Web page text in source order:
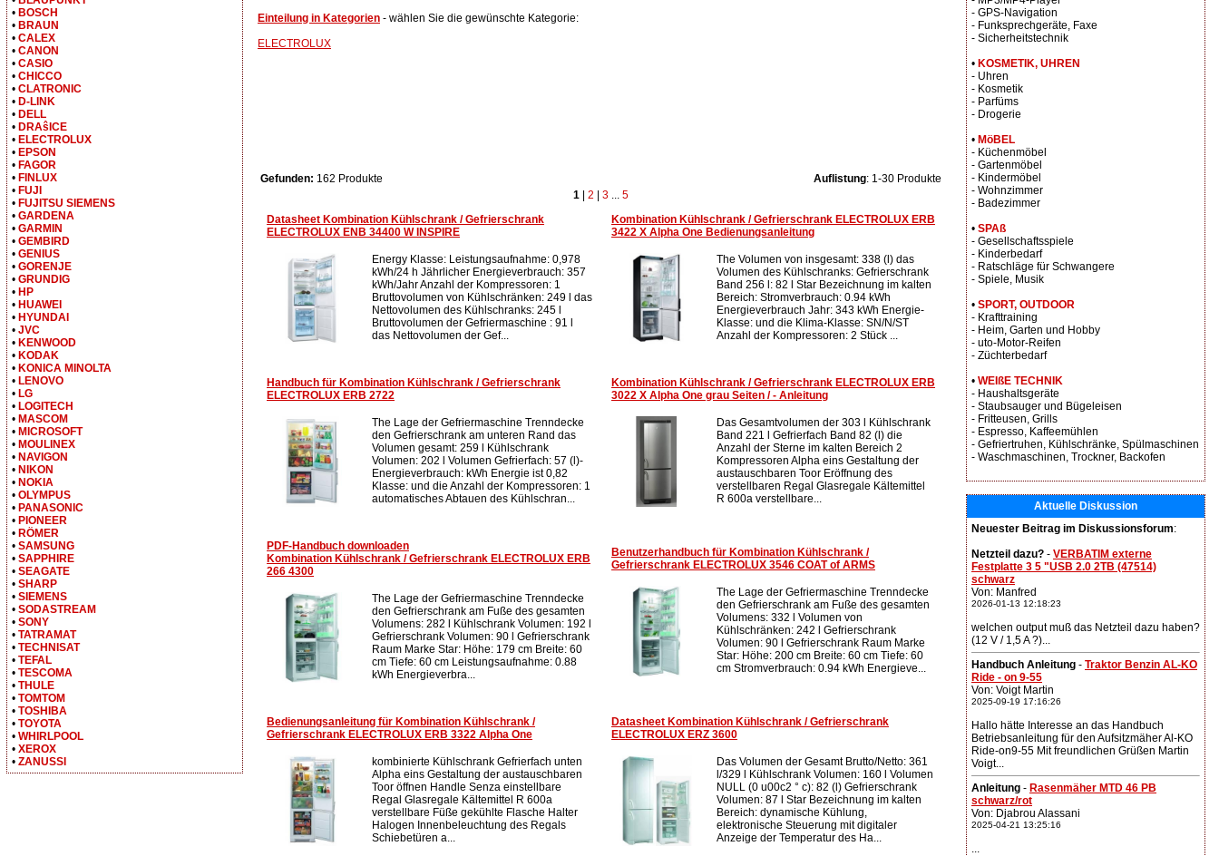
Einteilung in Kategorien - wählen Sie die gewünschte Kategorie:
ELECTROLUX
Gefunden: 162 Produkte Auflistung: 1-30 Produkte
1
2 3 ... 5
Datasheet Kombination Kühlschrank / Gefrierschrank
ELECTROLUX ENB 34400 W INSPIRE
Energy Klasse: Leistungsaufnahme: 0,978
kWh/24 h Jährlicher Energieverbrauch: 357
kWh/Jahr Anzahl der Kompressoren: 1
Bruttovolumen von Kühlschränken: 249 l das
Nettovolumen des Kühlschranks: 245 l
Bruttovolumen der Gefriermaschine : 91 l
das Nettovolumen der Gef...
Kombination Kühlschrank / Gefrierschrank ELECTROLUX ERB
3422 X Alpha One Bedienungsanleitung
The Volumen von insgesamt: 338 (l) das
Volumen des Kühlschranks: Gefrierschrank
Band 256 l: 82 l Star Bezeichnung im kalten
Bereich: Stromverbrauch: 0.94 kWh
Energieverbrauch Jahr: 343 kWh Energie-
Klasse: und die Klima-Klasse: SN/N/ST
Anzahl der Kompressoren: 2 Stück ...
Handbuch für Kombination Kühlschrank / Gefrierschrank
ELECTROLUX ERB 2722
The Lage der Gefriermaschine Trenndecke
den Gefrierschrank am unteren Rand das
Volumen gesamt: 259 l Kühlschrank
Volumen: 202 l Volumen Gefrierfach: 57 (l)-
Energieverbrauch: kWh Energie ist 0,82
Klasse: und die Anzahl der Kompressoren: 1
automatisches Abtauen des Kühlschran...
Kombination Kühlschrank / Gefrierschrank ELECTROLUX ERB
3022 X Alpha One grau Seiten / - Anleitung
Das Gesamtvolumen der 303 l Kühlschrank
Band 221 l Gefrierfach Band 82 (l) die
Anzahl der Sterne im kalten Bereich 2
Kompressoren Alpha eins Gestaltung der
austauschbaren Toor Eröffnung des
verstellbaren Regal Glasregale Kältemittel
R 600a verstellbare...
PDF-Handbuch downloaden
Kombination Kühlschrank / Gefrierschrank ELECTROLUX ERB
266 4300
The Lage der Gefriermaschine Trenndecke
den Gefrierschrank am Fuße des gesamten
Volumens: 282 l Kühlschrank Volumen: 192 l
Gefrierschrank Volumen: 90 l Gefrierschrank
Raum Marke Star: Höhe: 179 cm Breite: 60
cm Tiefe: 60 cm Leistungsaufnahme: 0.88
kWh Energieverbra...
Benutzerhandbuch für Kombination Kühlschrank /
Gefrierschrank ELECTROLUX 3546 COAT of ARMS
The Lage der Gefriermaschine Trenndecke
den Gefrierschrank am Fuße des gesamten
Volumens: 332 l Volumen von
Kühlschränken: 242 l Gefrierschrank
Volumen: 90 l Gefrierschrank Raum Marke
Star: Höhe: 200 cm Breite: 60 cm Tiefe: 60
cm Stromverbrauch: 0.94 kWh Energieve...
Bedienungsanleitung für Kombination Kühlschrank /
Gefrierschrank ELECTROLUX ERB 3322 Alpha One
kombinierte Kühlschrank Gefrierfach unten
Alpha eins Gestaltung der austauschbaren
Toor öffnen Handle Senza einstellbare
Regal Glasregale Kältemittel R 600a
verstellbare Füße gekühlte Flasche Halter
Halogen Innenbeleuchtung des Regals
Schiebetüren a...
Datasheet Kombination Kühlschrank / Gefrierschrank
ELECTROLUX ERZ 3600
Das Volumen der Gesamt Brutto/Netto: 361
l/329 l Kühlschrank Volumen: 160 l Volumen
NULL (0 u00c2 ° c): 82 (l) Gefrierschrank
Volumen: 87 l Star Bezeichnung im kalten
Bereich: dynamische Kühlung,
elektronische Steuerung mit digitaler
Anzeige der Temperatur des Ha...
• BOSCH
• BRAUN
• CALEX
• CANON
• CASIO
• CHICCO
• CLATRONIC
• D-LINK
• DELL
• DRAŝICE
• ELECTROLUX
• EPSON
• FAGOR
• FINLUX
• FUJI
• FUJITSU SIEMENS
• GARDENA
• GARMIN
• GEMBIRD
• GENIUS
• GORENJE
• GRUNDIG
• HP
• HUAWEI
• HYUNDAI
• JVC
• KENWOOD
• KODAK
• KONICA MINOLTA
• LENOVO
• LG
• LOGITECH
• MASCOM
• MICROSOFT
• MOULINEX
• NAVIGON
• NIKON
• NOKIA
• OLYMPUS
• PANASONIC
• PIONEER
• RÖMER
• SAMSUNG
• SAPPHIRE
• SEAGATE
• SHARP
• SIEMENS
• SODASTREAM
• SONY
• TATRAMAT
• TECHNISAT
• TEFAL
• TESCOMA
• THULE
• TOMTOM
• TOSHIBA
• TOYOTA
• WHIRLPOOL
• XEROX
• ZANUSSI
- GPS-Navigation
- Funksprechgeräte, Faxe
- Sicherheitstechnik
• KOSMETIK, UHREN
- Uhren
- Kosmetik
- Parfüms
- Drogerie
• MöBEL
- Küchenmöbel
- Gartenmöbel
- Kindermöbel
- Wohnzimmer
- Badezimmer
• SPAß
- Gesellschaftsspiele
- Kinderbedarf
- Ratschläge für Schwangere
- Spiele, Musik
• SPORT, OUTDOOR
- Krafttraining
- Heim, Garten und Hobby
- uto-Motor-Reifen
- Züchterbedarf
• WEIßE TECHNIK
- Haushaltsgeräte
- Staubsauger und Bügeleisen
- Fritteusen, Grills
- Espresso, Kaffeemühlen
- Gefriertruhen, Kühlschränke, Spülmaschinen
- Waschmaschinen, Trockner, Backofen
Aktuelle Diskussion
Neuester Beitrag im Diskussionsforum:
Netzteil dazu? - VERBATIM externe
Festplatte 3 5 "USB 2.0 2TB (47514)
schwarz
Von: Manfred
2026-01-13 12:18:23
welchen output muß das Netzteil dazu haben?
(12 V / 1,5 A ?)...
Handbuch Anleitung - Traktor Benzin AL-KO
Ride - on 9-55
Von: Voigt Martin
2025-09-19 17:16:26
Hallo hätte Interesse an das Handbuch
Betriebsanleitung für den Aufsitzmäher Al-KO
Ride-on9-55 Mit freundlichen Grüßen Martin
Voigt...
Anleitung - Rasenmäher MTD 46 PB
schwarz/rot
Von: Djabrou Alassani
2025-04-21 13:25:16
...